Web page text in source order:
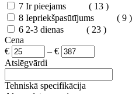
7 Ir pieejams
( 13 )
8 Iepriekšpasūtījums
( 9 )
6 2-3 dienas
( 23 )
Cena
€
– €
Atslēgvārdi
Tehniskā specifikācija